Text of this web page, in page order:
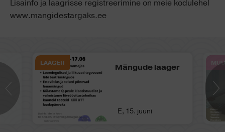
Lisainfo ja laagrisse registreerimine on meie kodulehel
www.mangidestargaks.ee
LAAGER Mängude laager
E, 15. juuni